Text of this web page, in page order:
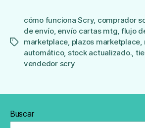
Etiquetas
cómo funciona Scry, comprador
de envío, envío cartas mtg, flujo
marketplace, plazos marketplace,
automático, stock actualizado.,
vendedor scry
Buscar